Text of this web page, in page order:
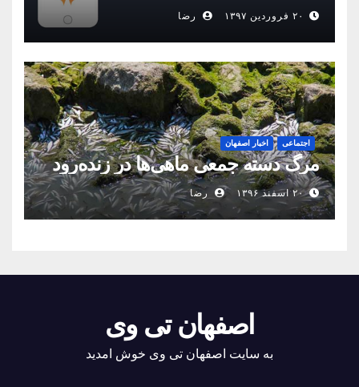
۲۰ فروردین ۱۳۹۷ رضا
اجتماعی اخبار اصفهان
مرگ دسته جمعی ماهی‌ها در زنده‌رود
۲۰ اسفند ۱۳۹۶ رضا
اصفهان تی وی
به سایت اصفهان تی وی خوش امدید